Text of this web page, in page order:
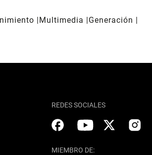
Multimedia
Generación
REDES SOCIALES
MIEMBRO DE: